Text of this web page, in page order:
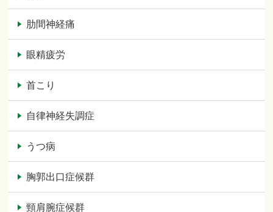
肋間神経痛
眼精疲労
首こり
自律神経失調症
うつ病
胸郭出口症候群
頸肩腕症候群